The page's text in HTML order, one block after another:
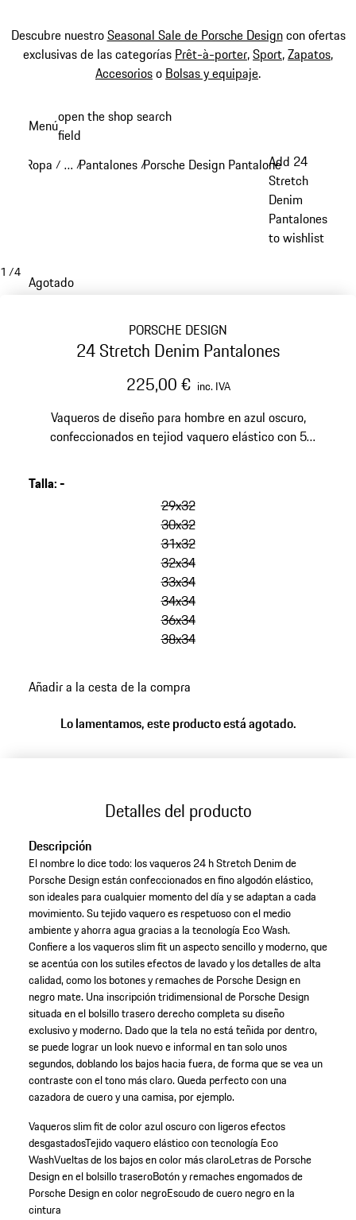
Descubre nuestroSeasonal Sale de Porsche Designcon ofertas
exclusivas de las categorías Prêt-à-porter,Sport,Zapatos,
Accesorioso Bolsas y equipaje.
principal
Menúopen the shop search
field
Ropa / …
Reveal collapsed breadcrumb items
/Pantalones /Porsche Design Pantalones /
Add 24
Stretch
Denim
Pantalones
to wishlist
1 /4
Agotado
PORSCHE DESIGN
24 Stretch Denim Pantalones
225,00 € inc. IVA
Vaqueros de diseño para hombre en azul oscuro,
confeccionados en tejiod vaquero elástico con 5
efectos desgastados y el logo de Porsche Design.
Talla:-
29x32
30x32
31x32
32x34
33x34
34x34
36x34
38x34
a
(Talla)
Añadir a la cesta de la compra
Lo lamentamos, este producto está agotado.
Detalles del producto
Descripción
El nombre lo dice todo: los vaqueros 24 h Stretch Denim de
Porsche Design están confeccionados en fino algodón elástico,
son ideales para cualquier momento del día y se adaptan a cada
movimiento. Su tejido vaquero es respetuoso con el medio
ambiente y ahorra agua gracias a la tecnología Eco Wash.
Confiere a los vaqueros slim fit un aspecto sencillo y moderno, que
se acentúa con los sutiles efectos de lavado y los detalles de alta
calidad, como los botones y remaches de Porsche Design en
negro mate. Una inscripción tridimensional de Porsche Design
situada en el bolsillo trasero derecho completa su diseño
exclusivo y moderno. Dado que la tela no está teñida por dentro,
se puede lograr un look nuevo e informal en tan solo unos
segundos, doblando los bajos hacia fuera, de forma que se vea un
contraste con el tono más claro. Queda perfecto con una
cazadora de cuero y una camisa, por ejemplo.
Vaqueros slim fit de color azul oscuro con ligeros efectos
desgastadosTejido vaquero elástico con tecnología Eco
WashVueltas de los bajos en color más claroLetras de Porsche
Design en el bolsillo traseroBotón y remaches engomados de
Porsche Design en color negroEscudo de cuero negro en la
cintura